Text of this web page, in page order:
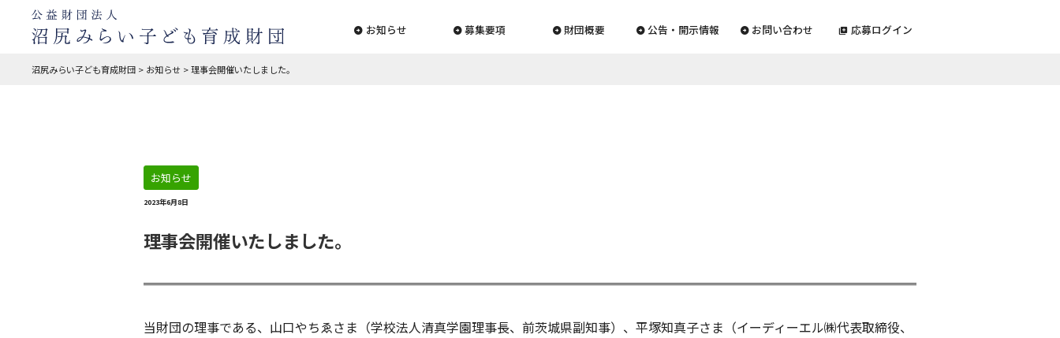
お知らせ 募集要項 財団概要 公告・開示情報 お問い合わせ 応募ログイン
沼尻みらい子ども育成財団 > お知らせ >理事会開催いたしました。
お知らせ
2023年6月8日
理事会開催いたしました。
当財団の理事である、山口やちゑさま（学校法人清真学園理事長、前茨城県副知事）、平塚知真子さま（イーディーエル㈱代表取締役、